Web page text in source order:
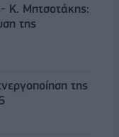
Κ. Μητσοτάκης:
της
της